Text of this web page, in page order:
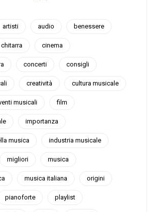
artisti audio benessere
chitarra cinema
concerti consigli
creatività cultura musicale
musicali film
importanza
musica industria musicale
migliori musica
musica italiana origini
pianoforte playlist